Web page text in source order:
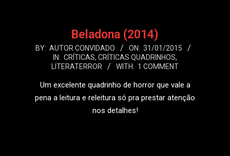
Beladona (2014)
2015-
BY: AUTOR CONVIDADO ON: 31/01/2015
IN: CRÍTICAS, CRÍTICAS QUADRINHOS,
LITERATERROR
WITH: 1 COMMENT
Um excelente quadrinho de horror que vale a
pena a leitura e releitura só pra prestar atenção
nos detalhes!